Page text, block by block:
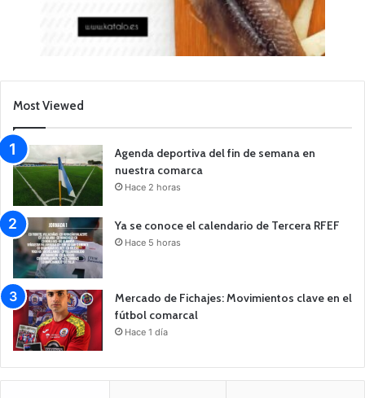
Most Viewed
Agenda deportiva del fin de semana en
nuestra comarca
Hace 2 horas
Ya se conoce el calendario de Tercera RFEF
Hace 5 horas
Mercado de Fichajes: Movimientos clave en el
fútbol comarcal
Hace 1 día